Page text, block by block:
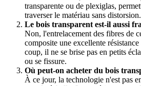
transparente ou de plexiglas,
traverser le matériau sans distorsion.
Le bois transparent est-il aussi
Non, l'entrelacement des fibres de
composite une excellente
coup, il ne se brise pas en petits
ou se fissure.
Où peut-on acheter du bois
À ce jour, la technologie n'est pas